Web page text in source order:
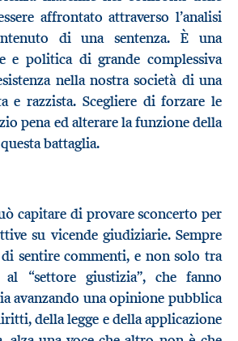
affrontato attraverso l’analisi
di una sentenza. È una
e politica di grande complessiva
nella nostra società di una
e razzista. Scegliere di forzare le
pena ed alterare la funzione della
battaglia.
capitare di provare sconcerto per
su vicende giudiziarie. Sempre
sentire commenti, e non solo tra
al “settore giustizia”, che fanno
avanzando una opinione pubblica
della legge e della applicazione